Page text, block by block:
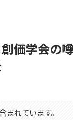
価学会の
まれています。